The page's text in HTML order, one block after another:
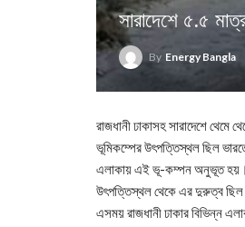
সারাদেশে ৫.৫
By Energy Bangla
রাজধানী ঢাকাসহ সারাদেশে
ভূমিকম্পের উৎপত্তিস্থল ছিল
এলাকায় এই ভূ-কম্পন অনুভূত হয়।
উৎপত্তিস্থল থেকে এর দুরুত্ব ছিল
এসময় রাজধানী ঢাকার বিভিন্ন